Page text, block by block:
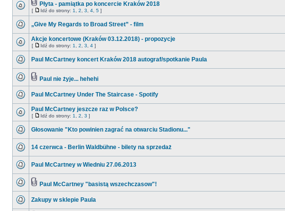
Płyta - pamiątka po koncercie Kraków 2018
[ Idź do strony: 1 2 3 4 5 ]
„Give My Regards to Broad Street” - film
Akcje koncertowe (Kraków 03.12.2018) - propozycje
[ Idź do strony: 1 2 3 4 ]
Paul McCartney koncert Kraków 2018 autograf/spotkanie Paula
Paul nie żyje... hehehi
Paul McCartney Under The Staircase - Spotify
Paul McCartney jeszcze raz w Polsce?
[ Idź do strony: 1 2 3 ]
Głosowanie "Kto powinien zagrać na otwarciu Stadionu..."
14 czerwca - Berlin Waldbühne - bilety na sprzedaż
Paul McCartney w Wiedniu 27.06.2013
Paul McCartney "basistą wszechczasow"!
Zakupy w sklepie Paula